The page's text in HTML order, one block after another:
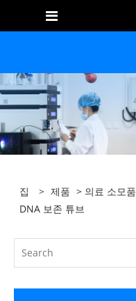
집 > 제품 > 의료 소모품
DNA 보존 튜브